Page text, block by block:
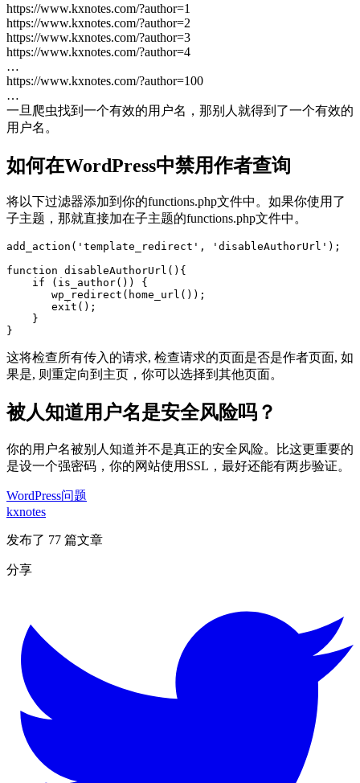
https://www.kxnotes.com/?author=1
https://www.kxnotes.com/?author=2
https://www.kxnotes.com/?author=3
https://www.kxnotes.com/?author=4
…
https://www.kxnotes.com/?author=100
…
一旦爬虫找到一个有效的用户名，那别人就得到了一个有效的
用户名。
如何在WordPress中禁用作者查询
将以下过滤器添加到你的functions.php文件中。如果你使用了
子主题，那就直接加在子主题的functions.php文件中。
add_action('template_redirect', 'disableAuthorUrl');
function disableAuthorUrl(){
}
这将检查所有传入的请求, 检查请求的页面是否是作者页面, 如
果是, 则重定向到主页，你可以选择到其他页面。
被人知道用户名是安全风险吗？
你的用户名被别人知道并不是真正的安全风险。比这更重要的
是设一个强密码，你的网站使用SSL，最好还能有两步验证。
WordPress问题
kxnotes
发布了 77 篇文章
分享